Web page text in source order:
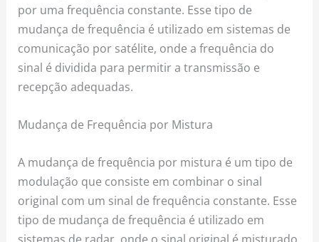
por uma frequência constante. Esse tipo de
mudança de frequência é utilizado em sistemas de
comunicação por satélite, onde a frequência do
sinal é dividida para permitir a transmissão e
recepção adequadas.
Mudança de Frequência por Mistura
A mudança de frequência por mistura é um tipo de
modulação que consiste em combinar o sinal
original com um sinal de frequência constante. Esse
tipo de mudança de frequência é utilizado em